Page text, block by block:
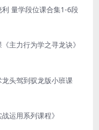
量学段位课合集1-6段
主力行为学之寻龙诀》
头驾到驭龙版小班课
运用系列课程》